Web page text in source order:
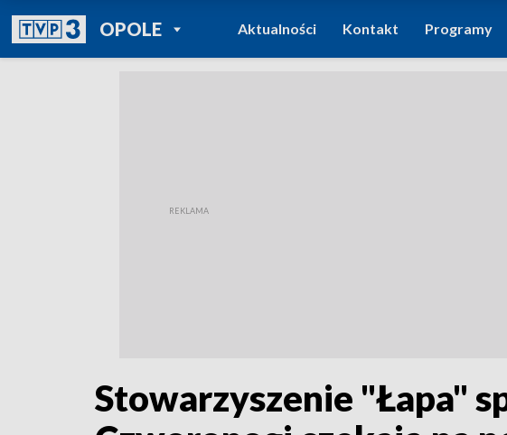
OPOLEPOWRÓT DO
TVP REGIONY
Aktualności Kontakt Programy
Stowarzyszenie "Łapa"